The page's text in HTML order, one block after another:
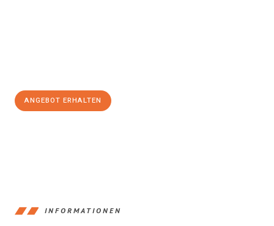
ANGEBOT ERHALTEN
INFORMATIONEN